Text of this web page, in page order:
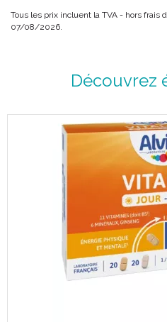
Tous les prix incluent la TVA - hors frais
07/08/2026.
Découvrez